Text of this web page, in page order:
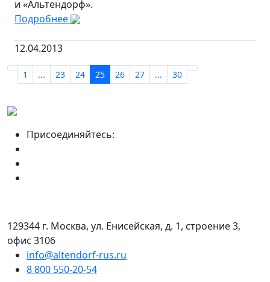
и «Альтендорф».
Подробнее
12.04.2013
1 ... 23 24 25 26 27 ... 30
Присоединяйтесь:
129344 г. Москва, ул. Енисейская, д. 1, строение 3,
офис 3106
info@altendorf-rus.ru
8 800 550-20-54